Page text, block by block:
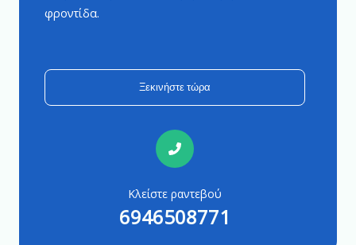
φροντίδα.
Ξεκινήστε τώρα
Κλείστε ραντεβού
6946508771